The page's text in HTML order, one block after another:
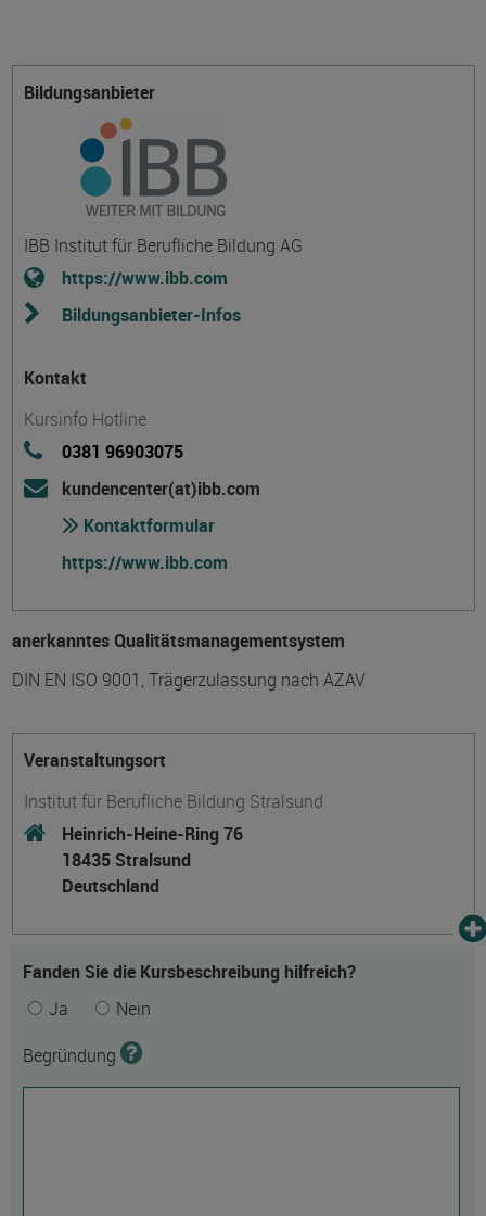
Bildungsanbieter
IBB Institut für Berufliche Bildung AG
https://www.ibb.com
Bildungsanbieter-Infos
Kontakt
Kursinfo Hotline
0381 96903075
kundencenter(at)ibb.com
Kontaktformular
https://www.ibb.com
anerkanntes Qualitätsmanagementsystem
DIN EN ISO 9001, Trägerzulassung nach AZAV
Veranstaltungsort
Institut für Berufliche Bildung Stralsund
Heinrich-Heine-Ring 76
18435 Stralsund
Deutschland
Fanden Sie die Kursbeschreibung hilfreich?
Ja
Nein
Begründung